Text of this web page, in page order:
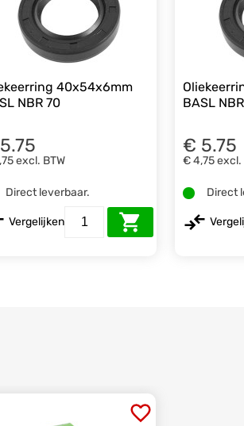
40x54x6mm
NBR 70
excl. BTW
Direct leverbaar.
Vergelijken
BASL
€ 5.75
€ 4,75excl.
Direct